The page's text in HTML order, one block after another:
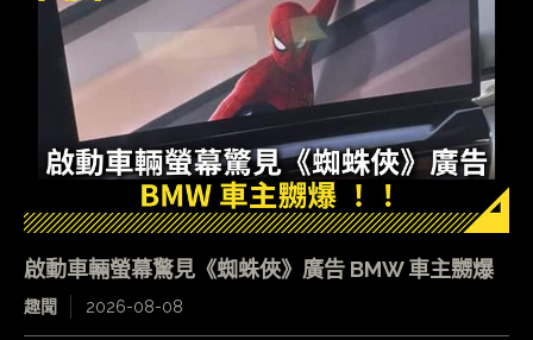
啟動車輛螢幕驚見《蜘蛛俠》廣告 BMW 車主嬲爆
趣聞 2026-08-08